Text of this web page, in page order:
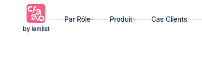
by lemlist
Par Rôle Produit Cas Clients